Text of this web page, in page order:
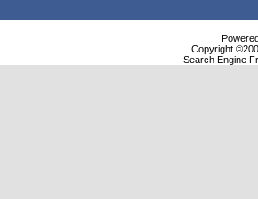
Copyright
Search Engine